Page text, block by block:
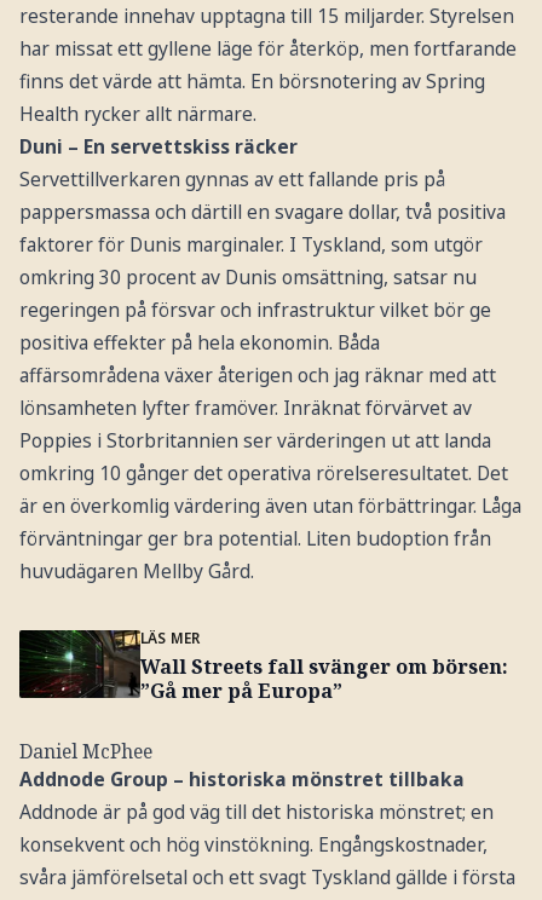
resterande innehav upptagna till 15 miljarder. Styrelsen
har missat ett gyllene läge för återköp, men fortfarande
finns det värde att hämta. En börsnotering av Spring
Health rycker allt närmare.
Duni – En servettskiss räcker
Servettillverkaren gynnas av ett fallande pris på
pappersmassa och därtill en svagare dollar, två positiva
faktorer för Dunis marginaler. I Tyskland, som utgör
omkring 30 procent av Dunis omsättning, satsar nu
regeringen på försvar och infrastruktur vilket bör ge
positiva effekter på hela ekonomin. Båda
affärsområdena växer återigen och jag räknar med att
lönsamheten lyfter framöver. Inräknat förvärvet av
Poppies i Storbritannien ser värderingen ut att landa
omkring 10 gånger det operativa rörelseresultatet. Det
är en överkomlig värdering även utan förbättringar. Låga
förväntningar ger bra potential. Liten budoption från
huvudägaren Mellby Gård.
LÄS MER
Wall Streets fall svänger om börsen:
”Gå mer på Europa”
Daniel McPhee
Addnode Group – historiska mönstret tillbaka
Addnode är på god väg till det historiska mönstret; en
konsekvent och hög vinstökning. Engångskostnader,
svåra jämförelsetal och ett svagt Tyskland gällde i första